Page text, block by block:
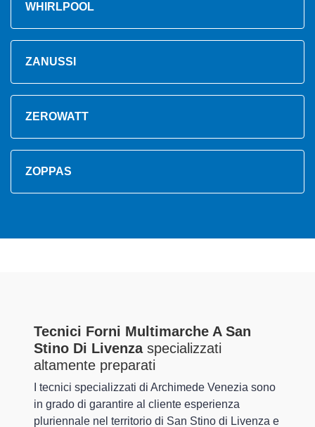
WHIRLPOOL
ZANUSSI
ZEROWATT
ZOPPAS
Tecnici Forni Multimarche A San
Stino Di Livenzaspecializzati
altamente preparati
I tecnici specializzati di Archimede Venezia sono
in grado di garantire al cliente esperienza
pluriennale nel territorio di San Stino di Livenza e